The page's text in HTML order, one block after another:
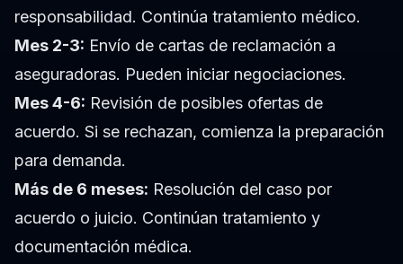
responsabilidad. Continúa tratamiento médico.
Mes 2-3: Envío de cartas de reclamación a
aseguradoras. Pueden iniciar negociaciones.
Mes 4-6: Revisión de posibles ofertas de
acuerdo. Si se rechazan, comienza la preparación
para demanda.
Más de 6 meses: Resolución del caso por
acuerdo o juicio. Continúan tratamiento y
documentación médica.